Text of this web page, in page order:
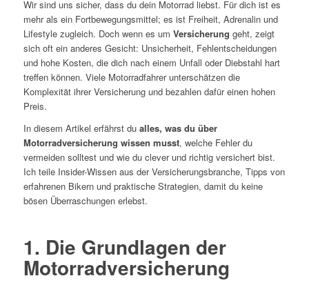
Wir sind uns sicher, dass du dein Motorrad liebst. Für dich ist es
mehr als ein Fortbewegungsmittel; es ist Freiheit, Adrenalin und
Lifestyle zugleich. Doch wenn es um Versicherung geht, zeigt
sich oft ein anderes Gesicht: Unsicherheit, Fehlentscheidungen
und hohe Kosten, die dich nach einem Unfall oder Diebstahl hart
treffen können. Viele Motorradfahrer unterschätzen die
Komplexität ihrer Versicherung und bezahlen dafür einen hohen
Preis.
In diesem Artikel erfährst du alles, was du über
Motorradversicherung wissen musst, welche Fehler du
vermeiden solltest und wie du clever und richtig versichert bist.
Ich teile Insider-Wissen aus der Versicherungsbranche, Tipps von
erfahrenen Bikern und praktische Strategien, damit du keine
bösen Überraschungen erlebst.
1. Die Grundlagen der
Motorradversicherung